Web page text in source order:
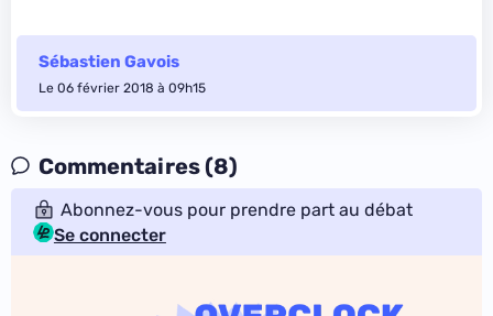
Sébastien Gavois
Le 06 février 2018 à 09h15
Commentaires (8)
Abonnez-vous pour prendre part au débat
Se connecter